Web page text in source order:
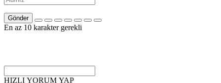
Gönder
En az 10 karakter gerekli
HIZLI YORUM YAP